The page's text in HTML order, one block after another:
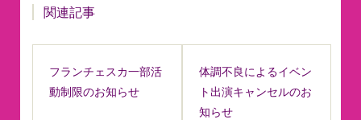
関連記事
フランチェスカ一部活
動制限のお知らせ
体調不良によるイベン
ト出演キャンセルのお
知らせ